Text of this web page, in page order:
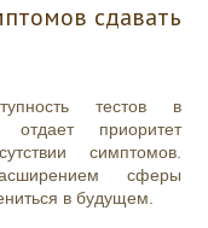
сдавать
тестов в
приоритет
симптомов.
сферы
в будущем.